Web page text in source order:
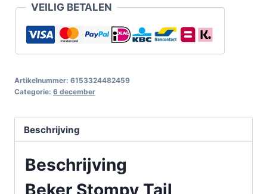
VEILIG BETALEN
Artikelnummer: 6153324482459
Categorie: 6 december
Beschrijving
Beschrijving